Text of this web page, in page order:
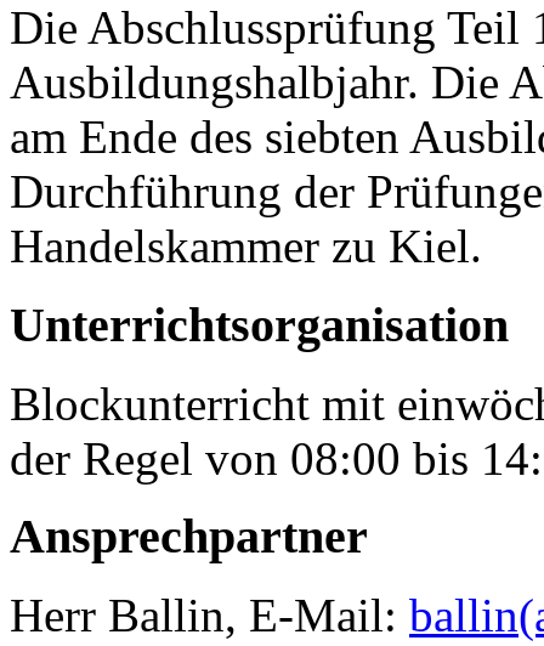
Die Abschlussprüfung
Ausbildungshalbjahr. Die
am Ende des siebten
Durchführung der
Handelskammer zu Kiel.
Unterrichtsorganisation
Blockunterricht mit
der Regel von 08:00 bis
Ansprechpartner
Herr Ballin, E-Mail: